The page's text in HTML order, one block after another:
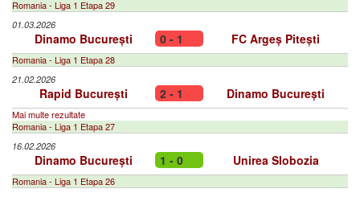
Romania - Liga 1 Etapa 29
01.03.2026
Dinamo București 0 - 1 FC Argeș Pitești
Romania - Liga 1 Etapa 28
21.02.2026
Rapid București 2 - 1 Dinamo București
Mai multe rezultate
Romania - Liga 1 Etapa 27
16.02.2026
Dinamo București 1 - 0 Unirea Slobozia
Romania - Liga 1 Etapa 26